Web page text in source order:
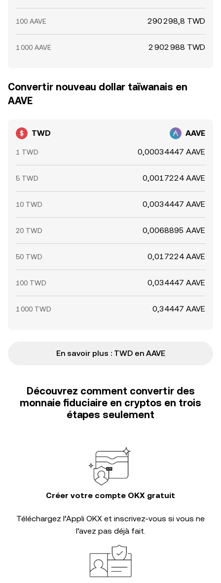
100 AAVE 290 298,8 TWD
1 000 AAVE 2 902 988 TWD
Convertir nouveau dollar taïwanais en
AAVE
TWD AAVE
1 TWD 0,00034447 AAVE
5 TWD 0,0017224 AAVE
10 TWD 0,0034447 AAVE
20 TWD 0,0068895 AAVE
50 TWD 0,017224 AAVE
100 TWD 0,034447 AAVE
1 000 TWD 0,34447 AAVE
En savoir plus : TWD en AAVE
Découvrez comment convertir des
monnaie fiduciaire en cryptos en trois
étapes seulement
Créer votre compte OKX gratuit
Téléchargez l’Appli OKX et inscrivez-vous si vous ne
l’avez pas déjà fait.